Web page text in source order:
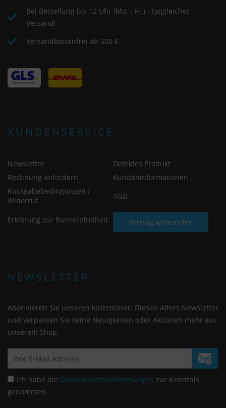
Bei Bestellung bis 12 Uhr (Mo. - Fr.) - taggleicher
Versand!
Versandkostenfrei ab 500 €
KUNDENSERVICE
Newsletter
Defektes Produkt
Rechnung anfordern
Kundeninformationen
Rückgabebedingungen /
Widerruf
AGB
Erklärung zur Barrierefreiheit Vertrag widerrufen
NEWSLETTER
Abonnieren Sie unseren kostenlosen Fliesen Alfers Newsletter
und verpassen Sie keine Neuigkeiten oder Aktionen mehr aus
unserem Shop.
Ich habe die Datenschutzbestimmungen zur Kenntnis
genommen.